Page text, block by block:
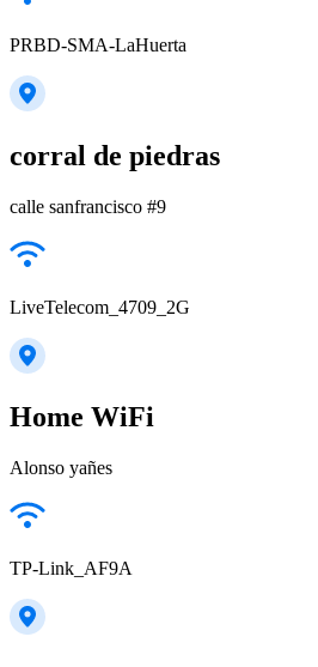
PRBD-SMA-LaHuerta
corral de piedras
calle sanfrancisco #9
LiveTelecom_4709_2G
Home WiFi
Alonso yañes
TP-Link_AF9A